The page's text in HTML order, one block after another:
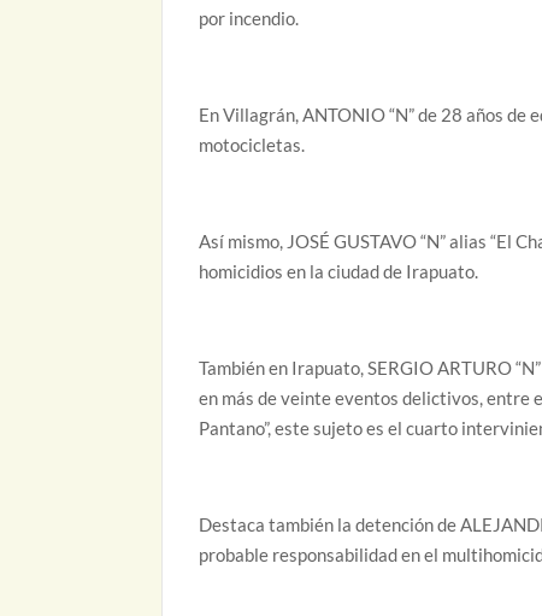
por incendio.
En Villagrán, ANTONIO “N” de 28 años de
motocicletas.
Así mismo, JOSÉ GUSTAVO “N” alias “El
homicidios en la ciudad de Irapuato.
También en Irapuato, SERGIO ARTURO
en más de veinte eventos delictivos, entre
Pantano”, este sujeto es el cuarto
Destaca también la detención de
probable responsabilidad en el